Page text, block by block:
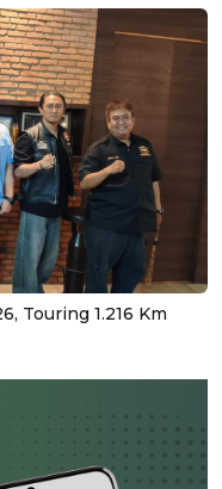
Touring 1.216 Km